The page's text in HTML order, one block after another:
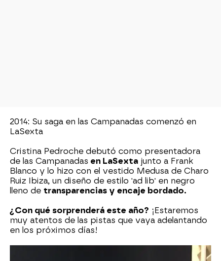
2014: Su saga en las Campanadas comenzó en
LaSexta
Cristina Pedroche debutó como presentadora
de las Campanadas en LaSexta junto a Frank
Blanco y lo hizo con el vestido Medusa de Charo
Ruiz Ibiza, un diseño de estilo 'ad lib' en negro
lleno de transparencias y encaje bordado.
¿Con qué sorprenderá este año? ¡Estaremos
muy atentos de las pistas que vaya adelantando
en los próximos días!